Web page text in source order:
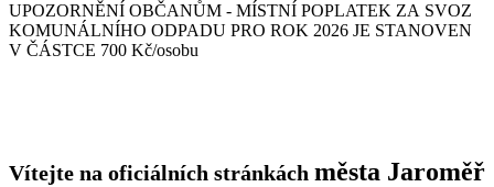
UPOZORNĚNÍ OBČANŮM - MÍSTNÍ POPLATEK ZA SVOZ
KOMUNÁLNÍHO ODPADU PRO ROK 2026 JE STANOVEN
V ČÁSTCE 700 Kč/osobu
Vítejte na oficiálních stránkách města Jaroměř